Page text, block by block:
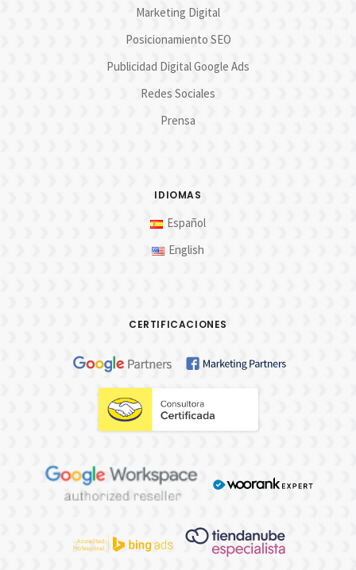
Marketing Digital
Posicionamiento SEO
Publicidad Digital Google Ads
Redes Sociales
Prensa
IDIOMAS
Español
English
CERTIFICACIONES